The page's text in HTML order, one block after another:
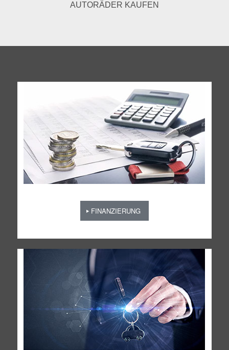
AUTORÄDER KAUFEN
FINANZIERUNG